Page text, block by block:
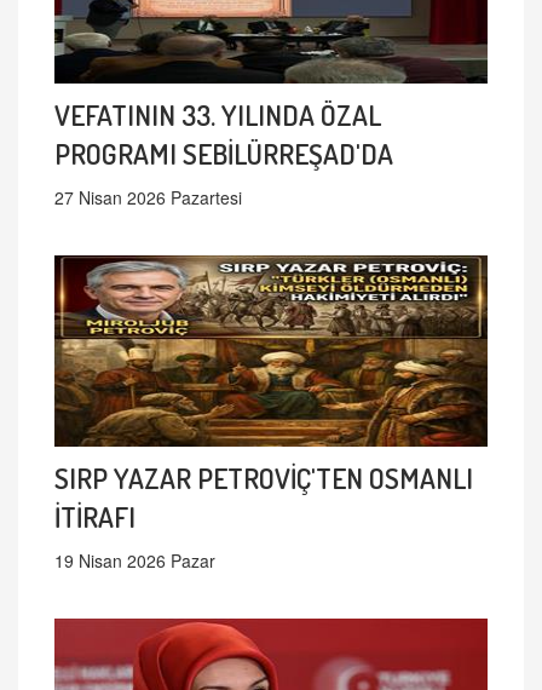
VEFATININ 33. YILINDA ÖZAL
PROGRAMI SEBİLÜRREŞAD'DA
27 Nisan 2026 Pazartesi
SIRP YAZAR PETROVİÇ'TEN OSMANLI
İTİRAFI
19 Nisan 2026 Pazar